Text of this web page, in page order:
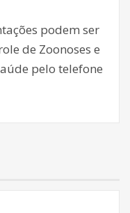
podem ser
de Zoonoses e
pelo telefone